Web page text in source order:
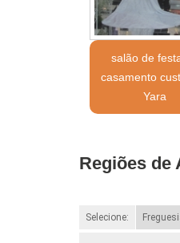
salão de
casamento
Yara
Regiões de
Selecione: